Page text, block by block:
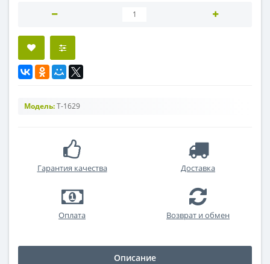
Модель:Т-1629
Гарантия качества Доставка
Оплата Возврат и обмен
Описание